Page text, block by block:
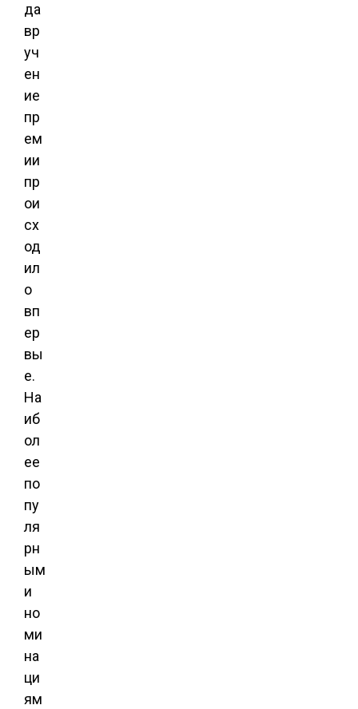
да
вр
уч
ен
ие
пр
ем
ии
пр
ои
сх
од
ил
о
вп
ер
вы
е.
На
иб
ол
ее
по
пу
ля
рн
ым
и
но
ми
на
ци
ям